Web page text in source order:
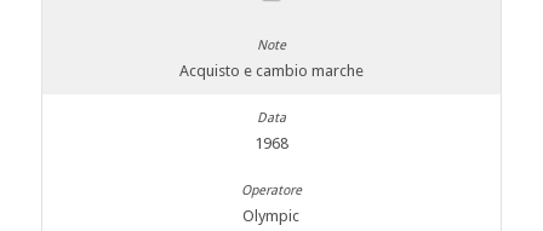
Acquisto e cambio marche
1968
Olympic